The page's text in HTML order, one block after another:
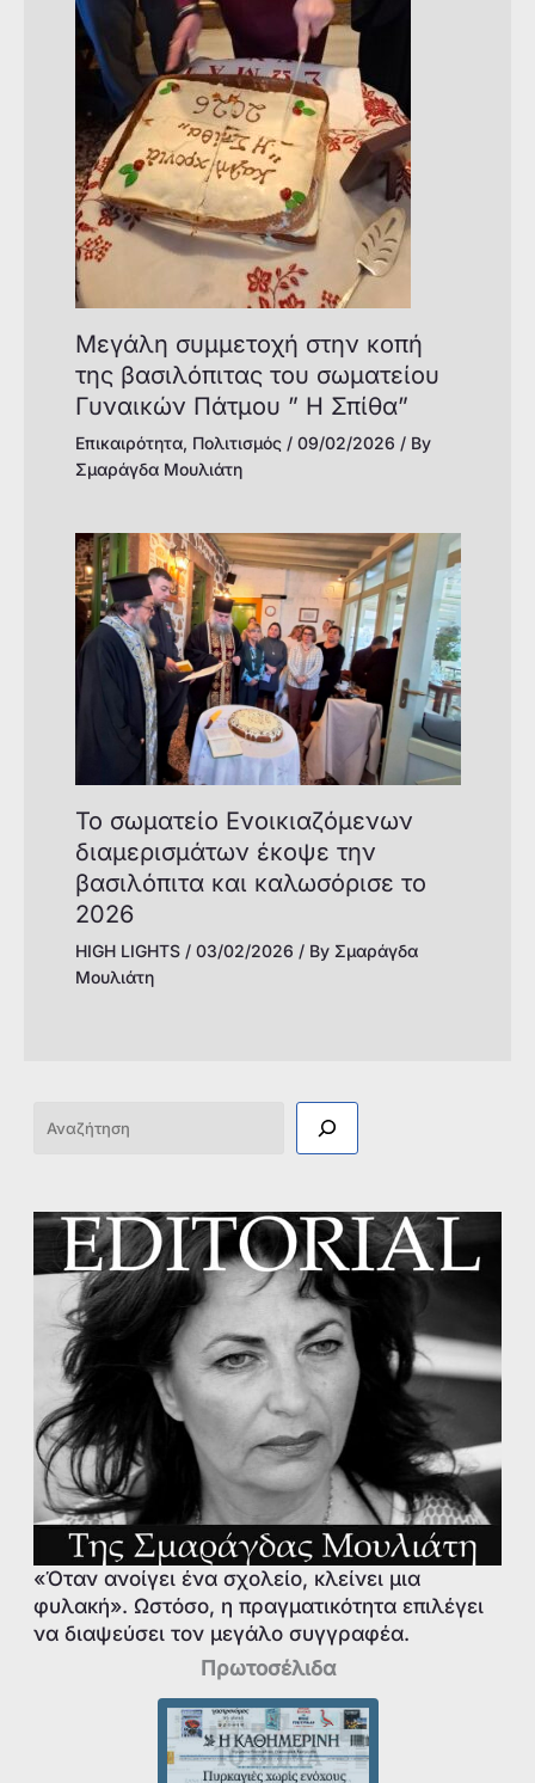
Μεγάλη συμμετοχή στην κοπή
της βασιλόπιτας του σωματείου
Γυναικών Πάτμου ” Η Σπίθα”
Επικαιρότητα, Πολιτισμός/ 09/02/2026 / By
Σμαράγδα Μουλιάτη
Το σωματείο Ενοικιαζόμενων
διαμερισμάτων έκοψε την
βασιλόπιτα και καλωσόρισε το
2026
HIGH LIGHTS/ 03/02/2026 / By Σμαράγδα
Μουλιάτη
Αναζήτηση
«Όταν ανοίγει ένα σχολείο, κλείνει μια
φυλακή». Ωστόσο, η πραγματικότητα επιλέγει
να διαψεύσει τον μεγάλο συγγραφέα.
Πρωτοσέλιδα